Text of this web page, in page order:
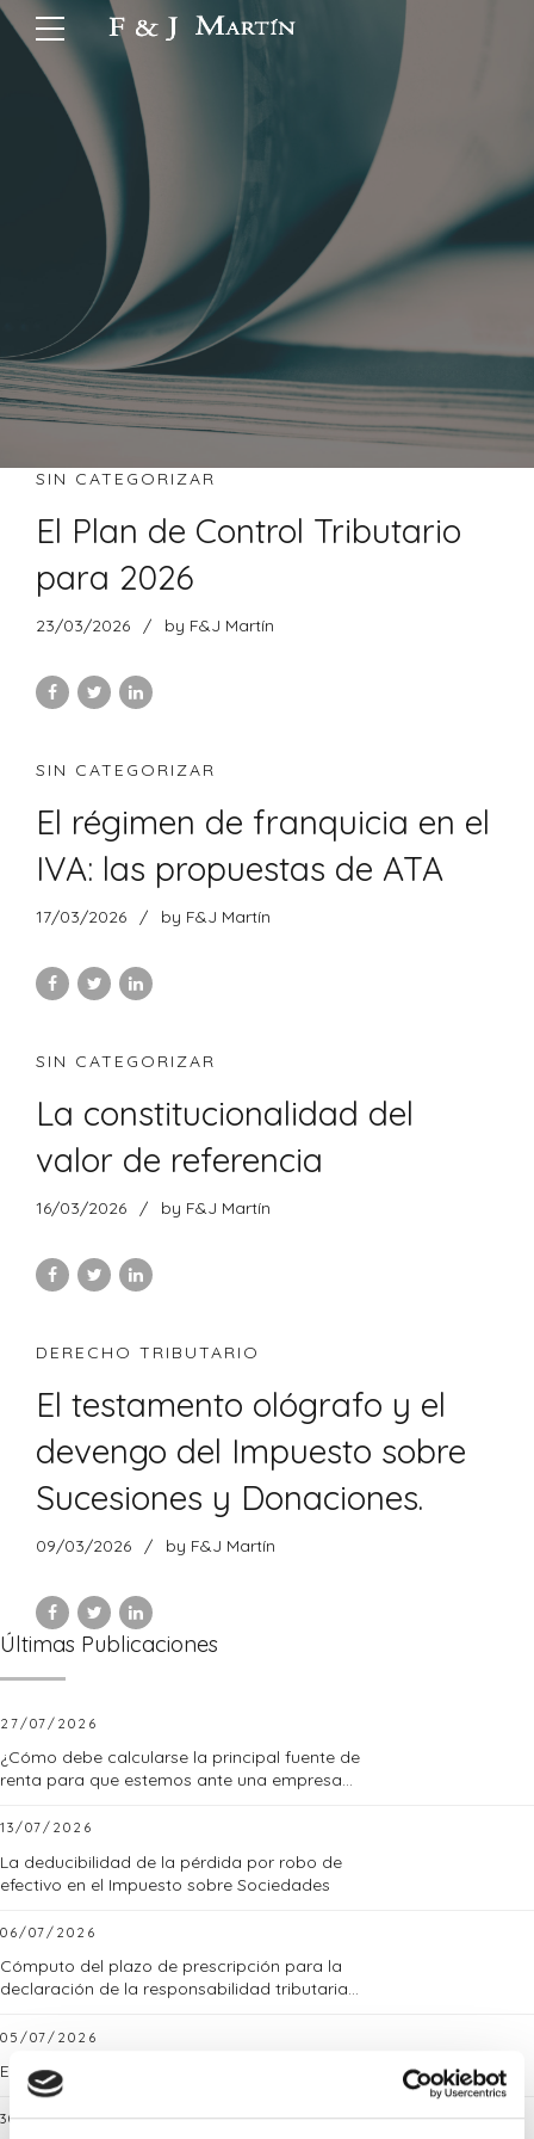
SIN CATEGORIZAR
El Plan de Control Tributario
para 2026
23/03/2026 by F&J Martín
SIN CATEGORIZAR
El régimen de franquicia en el
IVA: las propuestas de ATA
17/03/2026 by F&J Martín
SIN CATEGORIZAR
La constitucionalidad del
valor de referencia
16/03/2026 by F&J Martín
DERECHO TRIBUTARIO
El testamento ológrafo y el
devengo del Impuesto sobre
Sucesiones y Donaciones.
09/03/2026 by F&J Martín
Últimas Publicaciones
27/07/2026
¿Cómo debe calcularse la principal fuente de
renta para que estemos ante una empresa
13/07/2026
La deducibilidad de la pérdida por robo de
efectivo en el Impuesto sobre Sociedades
06/07/2026
Cómputo del plazo de prescripción para la
declaración de la responsabilidad tributaria
05/07/2026
El IVA en el ámbito de la economía digital
30/06/2026